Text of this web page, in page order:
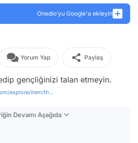
Onedio’yu Google'a ekleyin
Yorum Yap Paylaş
edip gençliğinizi talan etmeyin.
explore/item/th...
Devamı Aşağıda